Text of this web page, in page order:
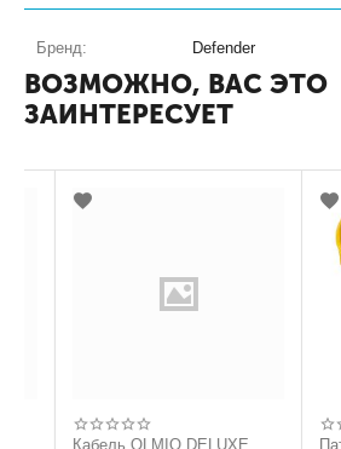
Бренд: Defender
ВОЗМОЖНО, ВАС ЭТО
ЗАИНТЕРЕСУЕТ
Кабель OLMIO DELUXE,